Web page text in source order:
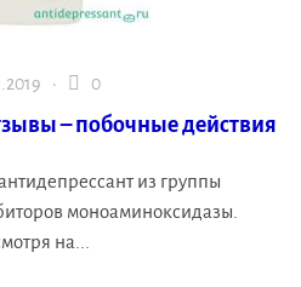
· 0
– побочные действия
из группы
моноаминоксидазы.
на...